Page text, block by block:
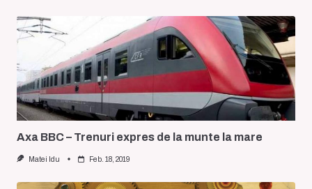
Axa BBC – Trenuri expres de la munte la mare
Matei Idu Feb. 18, 2019